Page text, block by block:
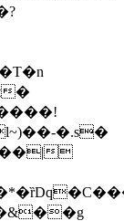
�
�.s�
